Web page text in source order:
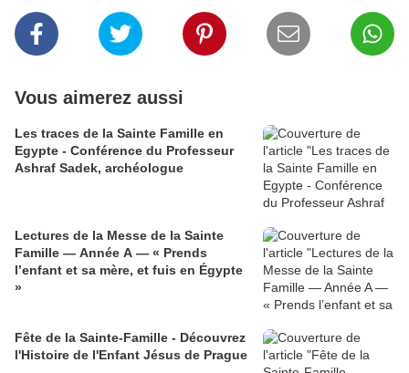
Vous aimerez aussi
Les traces de la Sainte Famille en
Egypte - Conférence du Professeur
Ashraf Sadek, archéologue
Lectures de la Messe de la Sainte
Famille — Année A — « Prends
l’enfant et sa mère, et fuis en Égypte
»
Fête de la Sainte-Famille - Découvrez
l'Histoire de l'Enfant Jésus de Prague